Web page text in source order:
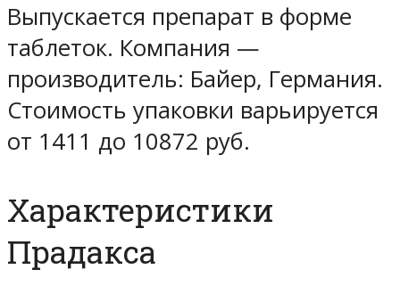
Выпускается препарат в форме
таблеток. Компания —
производитель: Байер, Германия.
Стоимость упаковки варьируется
от 1411 до 10872 руб.
Характеристики
Прадакса